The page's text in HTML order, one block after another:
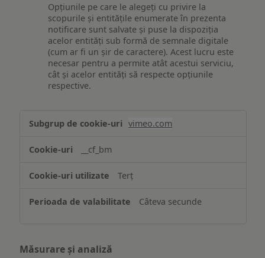
Opțiunile pe care le alegeți cu privire la
scopurile și entitățile enumerate în prezenta
notificare sunt salvate și puse la dispoziția
acelor entități sub formă de semnale digitale
(cum ar fi un șir de caractere). Acest lucru este
necesar pentru a permite atât acestui serviciu,
cât și acelor entități să respecte opțiunile
respective.
funcționalităților
ului
vimeo.com
__cf_bm
Terț
Câteva secunde
Măsurare și analiză